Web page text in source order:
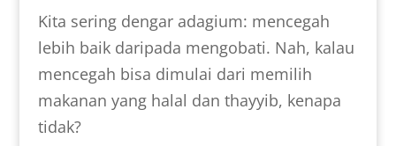
Kita sering dengar adagium: mencegah
lebih baik daripada mengobati. Nah, kalau
mencegah bisa dimulai dari memilih
makanan yang halal dan thayyib, kenapa
tidak?